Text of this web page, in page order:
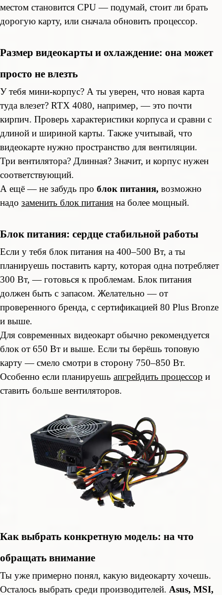
местом становится CPU — подумай, стоит ли брать
дорогую карту, или сначала обновить процессор.
Размер видеокарты и охлаждение: она может
просто не влезть
У тебя мини-корпус? А ты уверен, что новая карта
туда влезет? RTX 4080, например, — это почти
кирпич. Проверь характеристики корпуса и сравни с
длиной и шириной карты. Также учитывай, что
видеокарте нужно пространство для вентиляции.
Три вентилятора? Длинная? Значит, и корпус нужен
соответствующий.
А ещё — не забудь про блок питания, возможно
надо заменить блок питания на более мощный.
Блок питания: сердце стабильной работы
Если у тебя блок питания на 400–500 Вт, а ты
планируешь поставить карту, которая одна потребляет
300 Вт, — готовься к проблемам. Блок питания
должен быть с запасом. Желательно — от
проверенного бренда, с сертификацией 80 Plus Bronze
и выше.
Для современных видеокарт обычно рекомендуется
блок от 650 Вт и выше. Если ты берёшь топовую
карту — смело смотри в сторону 750–850 Вт.
Особенно если планируешь апгрейдить процессор и
ставить больше вентиляторов.
Как выбрать конкретную модель: на что
обращать внимание
Ты уже примерно понял, какую видеокарту хочешь.
Осталось выбрать среди производителей. Asus, MSI,